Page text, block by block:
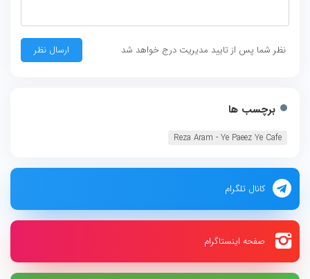
نظر شما پس از تایید مدیریت درج خواهد شد
برچسب ها
Reza Aram - Ye Paeez Ye Cafe
کانال تلگرام
صفحه اینستاگرام